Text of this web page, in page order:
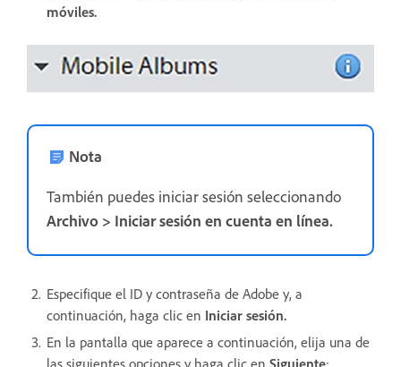
móviles.
Nota
También puedes iniciar sesión seleccionando
Archivo > Iniciar sesión en cuenta en línea.
Especifique el ID y contraseña de Adobe y, a
continuación, haga clic en Iniciar sesión.
En la pantalla que aparece a continuación, elija una de